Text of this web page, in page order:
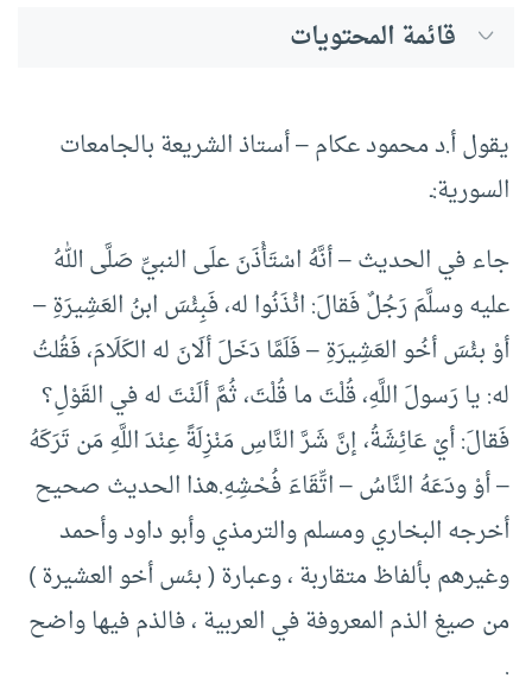
قائمة المحتويات
يقول أ.د محمود عكام – أستاذ الشريعة بالجامعات
السورية:ـ
جاء في الحديث – أنَّهُ اسْتَأْذَنَ علَى النبيِّ صَلَّى اللهُ
عليه وسلَّمَ رَجُلٌ فَقالَ: ائْذَنُوا له، فَبِئْسَ ابنُ العَشِيرَةِ –
أوْ بئْسَ أخُو العَشِيرَةِ – فَلَمَّا دَخَلَ ألَانَ له الكَلَامَ، فَقُلتُ
له: يا رَسولَ اللَّهِ، قُلْتَ ما قُلْتَ، ثُمَّ ألَنْتَ له في القَوْلِ؟
فَقالَ: أيْ عَائِشَةُ، إنَّ شَرَّ النَّاسِ مَنْزِلَةً عِنْدَ اللَّهِ مَن تَرَكَهُ
– أوْ ودَعَهُ النَّاسُ – اتِّقَاءَ فُحْشِهِ.هذا الحديث صحيح
أخرجه البخاري ومسلم والترمذي وأبو داود وأحمد
وغيرهم بألفاظ متقاربة ، وعبارة ( بئس أخو العشيرة )
من صيغ الذم المعروفة في العربية ، فالذم فيها واضح
.